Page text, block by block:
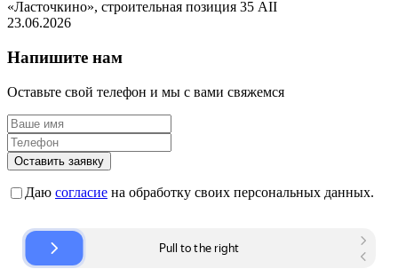
«Ласточкино», строительная позиция 35 AII
23.06.2026
Напишите нам
Оставьте свой телефон и мы с вами свяжемся
Оставить заявку
Даю согласие на обработку своих персональных данных.